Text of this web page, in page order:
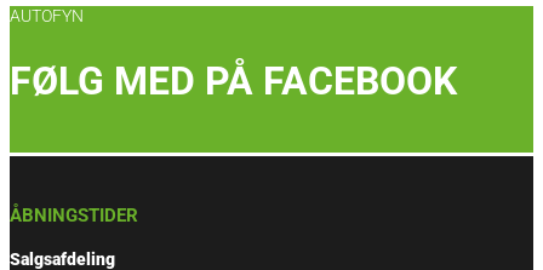
AUTOFYN
FØLG MED PÅ FACEBOOK
ÅBNINGSTIDER
Salgsafdeling